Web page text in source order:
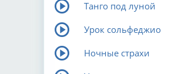
Танго под луной
Урок сольфеджио
Ночные страхи